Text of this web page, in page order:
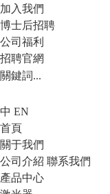
加入我們
博士后招聘
公司福利
招聘官網
中 EN
首頁
關于我們
公司介紹 聯系我們
產品中心